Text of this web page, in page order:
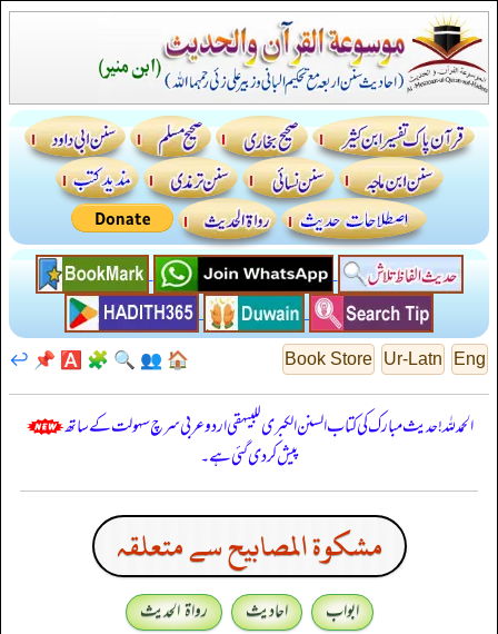
Eng
Ur-Latn
Book Store
🏠
👥
🔍
🧩
🅰️
📌
↩️
الحمدللہ! حدیث مبارک کی کتاب السنن الكبرى للبيهقي اردو عربی سرچ سہولت کے ساتھ
پیش کر دی گئی ہے۔
مشكوة المصابيح سے متعلقہ
ابواب احادیث
رواۃ الحدیث